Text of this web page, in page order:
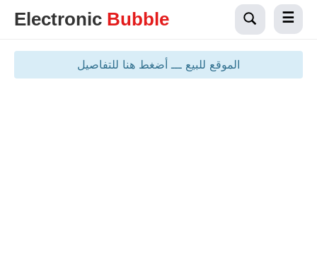
Electronic Bubble
الموقع للبيع ـــ أضغط هنا للتفاصيل